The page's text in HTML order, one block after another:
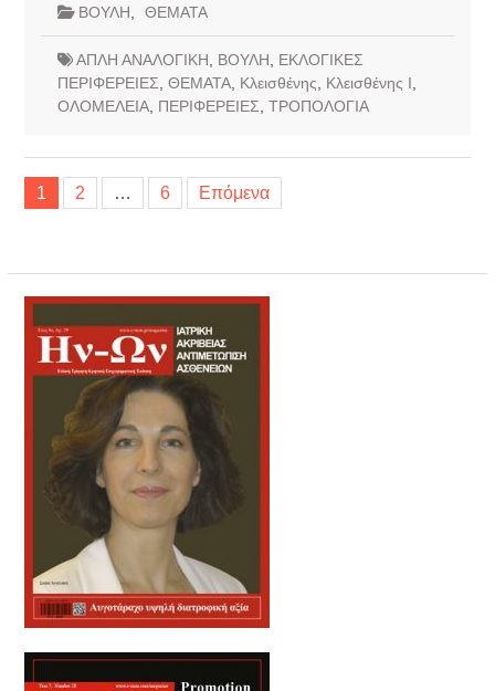
ΒΟΥΛΗ ΘΕΜΑΤΑ
ΑΠΛΗ ΑΝΑΛΟΓΙΚΗ ΒΟΥΛΗ
ΕΚΛΟΓΙΚΕΣ
ΠΕΡΙΦΕΡΕΙΕΣ ΘΕΜΑΤΑ, Κλεισθένης Κλεισθένης Ι
ΟΛΟΜΕΛΕΙΑ, ΠΕΡΙΦΕΡΕΙΕΣ ΤΡΟΠΟΛΟΓΙΑ
Σελιδοποίηση
άρθρων
1 2 … 6 Επόμενα